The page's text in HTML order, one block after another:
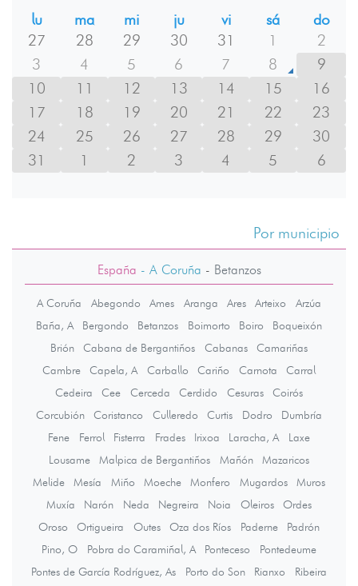
lu
ma mi ju vi sá
do
27
28 29 30 31 1
2
3
4 5 6 7 8
9
10
11 12 13 14 15
16
17
18 19 20 21 22
23
24
25 26 27 28 29
30
31
1 2 3 4 5 6
Por municipio
España - A Coruña - Betanzos
A Coruña Abegondo Ames Aranga Ares Arteixo
Arzúa
Baña, A
Bergondo Betanzos Boimorto Boiro
Boqueixón
Brión
Cabana de Bergantiños Cabanas
Camariñas
Cambre
Capela, A Carballo Cariño Carnota
Carral
Cedeira
Cee Cerceda Cerdido Cesuras
Coirós
Corcubión
Coristanco Culleredo Curtis Dodro
Dumbría
Fene
Ferrol Fisterra Frades Irixoa Laracha, A
Laxe
Lousame
Malpica de Bergantiños Mañón
Mazaricos
Melide
Mesía Miño Moeche Monfero Mugardos
Muros
Muxía
Narón Neda Negreira Noia Oleiros
Ordes
Oroso
Ortigueira Outes Oza dos Ríos Paderne
Padrón
Pino, O
Pobra do Caramiñal, A Ponteceso
Pontedeume
Pontes de García Rodríguez, As
Porto do Son Rianxo
Ribeira